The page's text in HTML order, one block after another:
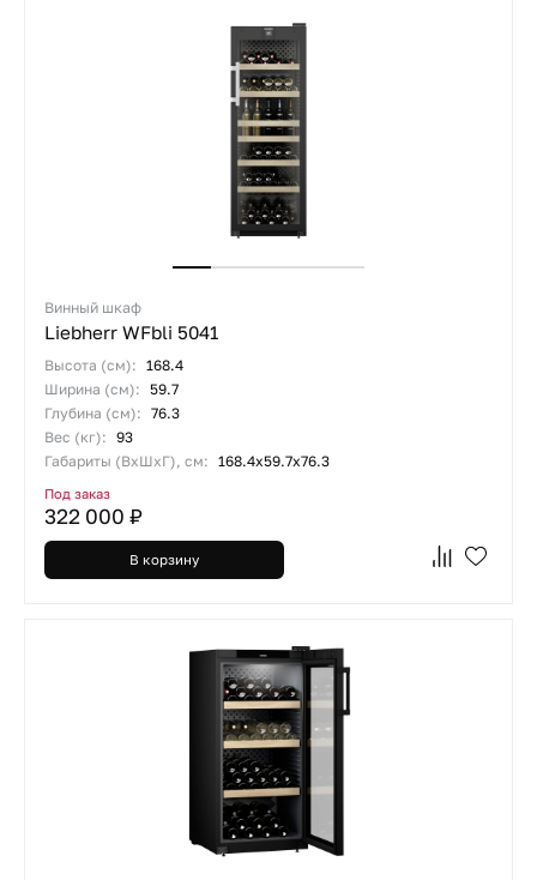
Винный шкаф
Liebherr WFbli 5041
Высота (см): 168.4
Ширина (см): 59.7
Глубина (см): 76.3
Вес (кг): 93
Габариты (ВхШхГ), см: 168.4х59.7х76.3
Под заказ
322 000 ₽
В корзину